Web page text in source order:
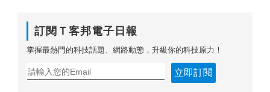
訂閱Ｔ客邦電子日報
掌握最熱門的科技話題、網路動態，升級你的科技原力！
立即訂閱